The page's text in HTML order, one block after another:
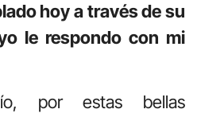
hoy a través de su
le respondo con mi
por estas bellas